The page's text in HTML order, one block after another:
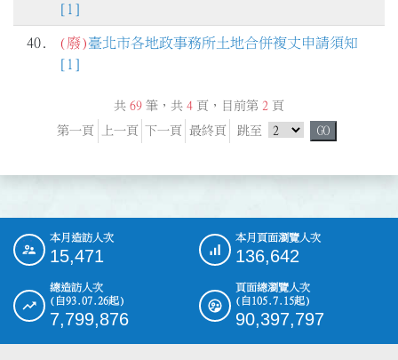
[1]
40. (廢)臺北市各地政事務所土地合併複丈申請須知
[1]
共 69 筆，共 4 頁，目前第 2 頁
第一頁
上一頁 下一頁 最終頁 跳至 跳頁選單 GO
::: 本月造訪人次
15,471
本月頁面瀏覽人次
136,642
總造訪人次
(自93.07.26起)
7,799,876
頁面總瀏覽人次
(自105.7.15起)
90,397,797